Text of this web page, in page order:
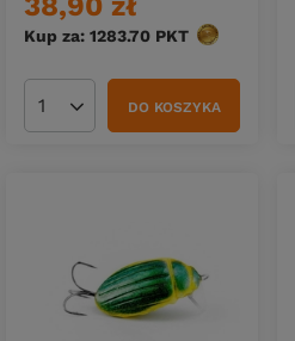
Kup za: 1283.70 PKT punktów
Ilość produktówDO KOSZYKA